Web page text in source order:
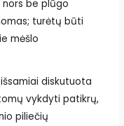
be plūgo
turėtų būti
mėšlo
diskutuota
vykdyti patikrų,
piliečių